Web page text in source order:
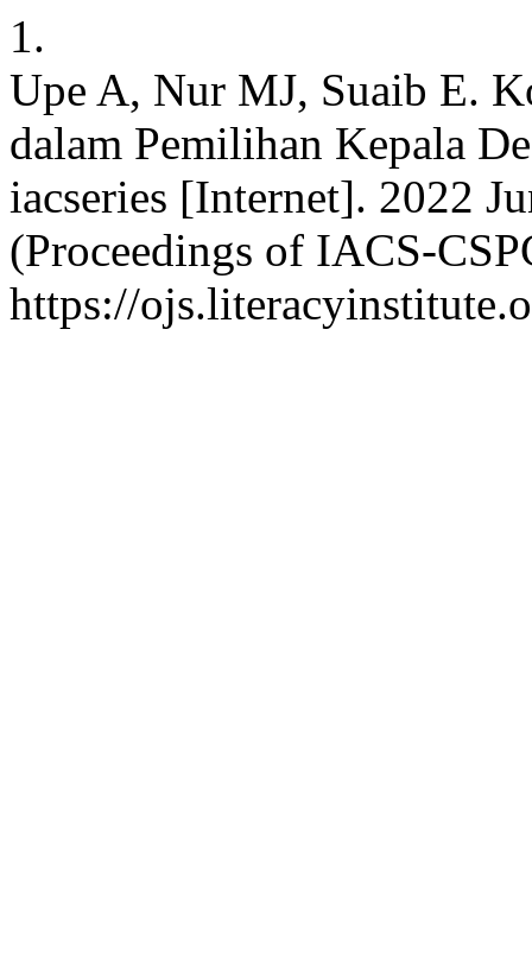
1.
Upe A, Nur MJ, Suaib E.
dalam Pemilihan Kepala
iacseries [Internet]. 2022
(Proceedings of IACS-
https://